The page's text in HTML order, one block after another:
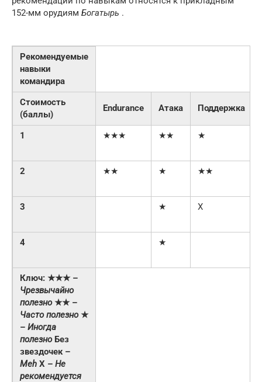
152-мм орудиям Богатырь .
Рекомендуемые
навыки
командира
Стоимость
(баллы)
Endurance Атака Поддержка
1 ★★★ ★★ ★
2 ★★ ★ ★★
3 ★ Χ
4 ★
Ключ: ★★★ –
Чрезвычайно
полезно★★ –
Часто полезно★
– Иногда
полезноБез
звездочек –
Meh Χ – Не
рекомендуется